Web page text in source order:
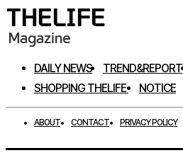
DAILY NEWS TREND&REPORT
SHOPPING THELIFE
NOTICE
ABOUT CONTACT PRIVACY POLICY